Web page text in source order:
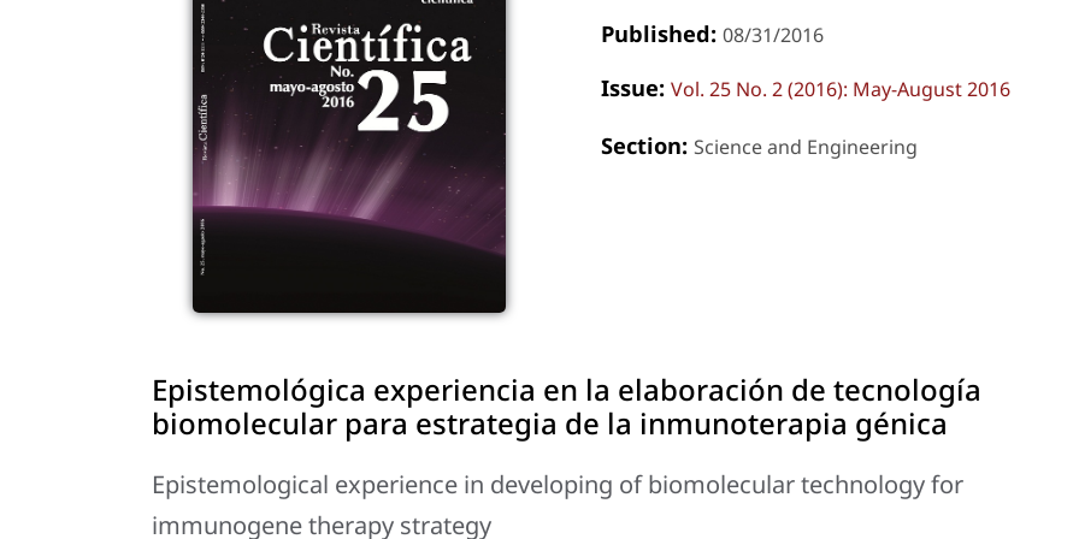
Published: 08/31/2016
Issue: Vol. 25 No. 2 (2016): May-August 2016
Section: Science and Engineering
Epistemológica experiencia en la elaboración de tecnología
biomolecular para estrategia de la inmunoterapia génica
Epistemological experience in developing of biomolecular technology for
immunogene therapy strategy